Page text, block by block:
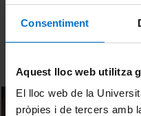
Consentiment
Aquest lloc web utilitza
El lloc web de la
pròpies i de tercers amb
Ordenar